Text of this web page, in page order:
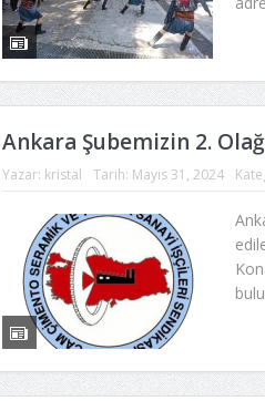
Ankara Şubemizin 2.
Yazar: kristal Tarih: Mayıs 31, 2024